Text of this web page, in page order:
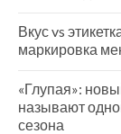
Вкус vs
маркировка
«Глупая»:
называют
сезона